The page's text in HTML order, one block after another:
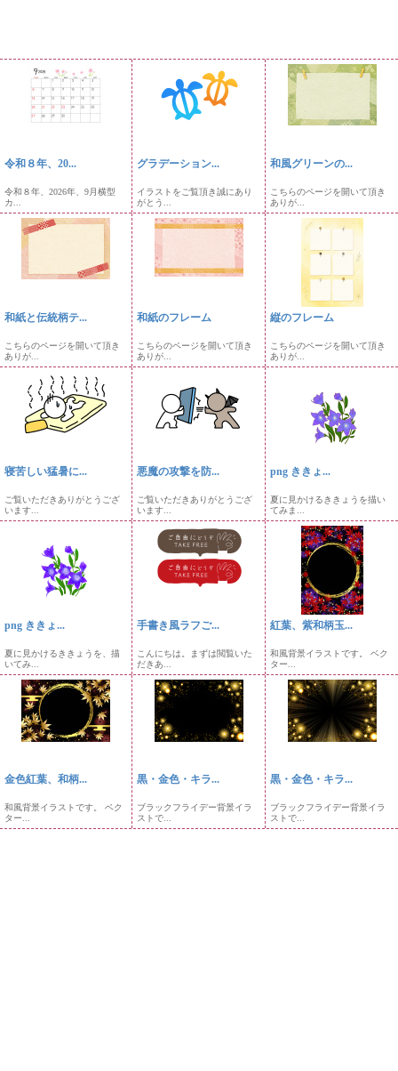
令和８年、20...
令和８年、2026年、9月横型
カ...
グラデーション...
イラストをご覧頂き誠にあり
がとう...
和風グリーンの...
こちらのページを開いて頂き
ありが...
和紙と伝統柄テ...
こちらのページを開いて頂き
ありが...
和紙のフレーム
こちらのページを開いて頂き
ありが...
縦のフレーム
こちらのページを開いて頂き
ありが...
寝苦しい猛暑に...
ご覧いただきありがとうござ
います...
悪魔の攻撃を防...
ご覧いただきありがとうござ
います...
png ききょ...
夏に見かけるききょうを描い
てみま...
png ききょ...
夏に見かけるききょうを、描
いてみ...
手書き風ラフご...
こんにちは。まずは閲覧いた
だきあ...
紅葉、紫和柄玉...
和風背景イラストです。 ベク
ター...
金色紅葉、和柄...
和風背景イラストです。 ベク
ター...
黒・金色・キラ...
ブラックフライデー背景イラ
ストで...
黒・金色・キラ...
ブラックフライデー背景イラ
ストで...